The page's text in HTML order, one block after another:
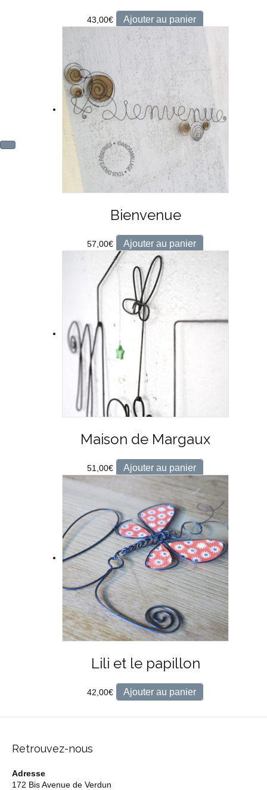
43,00€ Ajouter au panier
Bienvenue
57,00€ Ajouter au panier
Maison de Margaux
51,00€ Ajouter au panier
Lili et le papillon
42,00€ Ajouter au panier
Retrouvez-nous
Adresse
172 Bis Avenue de Verdun